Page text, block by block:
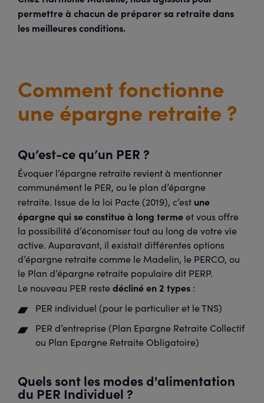
permettre à chacun de préparer sa retraite dans
les meilleures conditions.
Comment fonctionne
une épargne retraite ?
Qu’est-ce qu’un PER ?
Évoquer l’épargne retraite revient à mentionner
communément le PER, ou le plan d’épargne
retraite. Issue de la loi Pacte (2019), c’est une
épargne qui se constitue à long termeet vous offre
la possibilité d’économiser tout au long de votre vie
active. Auparavant, il existait différentes options
d’épargne retraite comme le Madelin, le PERCO, ou
le Plan d’épargne retraite populaire dit PERP.
Le nouveau PER restedécliné en 2 types :
PER individuel (pour le particulier et le TNS)
PER d’entreprise (Plan Epargne Retraite Collectif
ou Plan Epargne Retraite Obligatoire)
Quels sont les modes d'alimentation
du PER Individuel ?